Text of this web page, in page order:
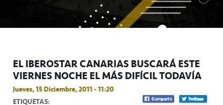
EL IBEROSTAR CANARIAS BUSCARÁ ESTE
VIERNES NOCHE EL MÁS DIFÍCIL TODAVÍA
Jueves, 15 Diciembre, 2011 - 11:20
ETIQUETAS: